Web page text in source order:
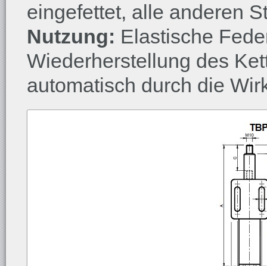
eingefettet, alle anderen
Nutzung: Elastische
Wiederherstellung des
automatisch durch die